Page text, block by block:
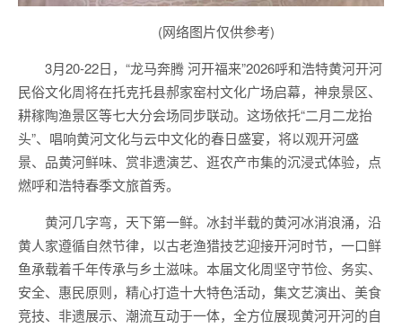
(网络图片仅供参考)
3月20-22日，“龙马奔腾 河开福来”2026呼和浩特黄河开河
民俗文化周将在托克托县郝家窑村文化广场启幕，神泉景区、
耕稼陶渔景区等七大分会场同步联动。这场依托“二月二龙抬
头”、唱响黄河文化与云中文化的春日盛宴，将以观开河盛
景、品黄河鲜味、赏非遗演艺、逛农产市集的沉浸式体验，点
燃呼和浩特春季文旅首秀。
黄河几字弯，天下第一鲜。冰封半载的黄河冰消浪涌，沿
黄人家遵循自然节律，以古老渔猎技艺迎接开河时节，一口鲜
鱼承载着千年传承与乡土滋味。本届文化周坚守节俭、务实、
安全、惠民原则，精心打造十大特色活动，集文艺演出、美食
竞技、非遗展示、潮流互动于一体，全方位展现黄河开河的自